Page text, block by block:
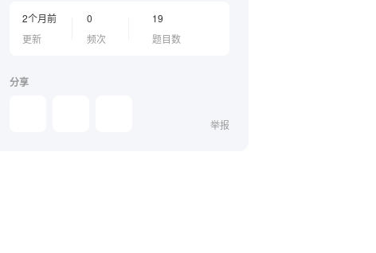
2个月前
更新
0
频次
19
题目数
分享
举报